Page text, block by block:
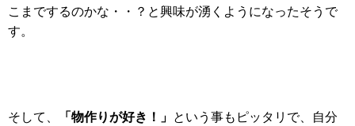
こまでするのかな・・？と興味が湧くようになったそうで
す。
そして、 「物作りが好き！」 という事もピッタリで、自分